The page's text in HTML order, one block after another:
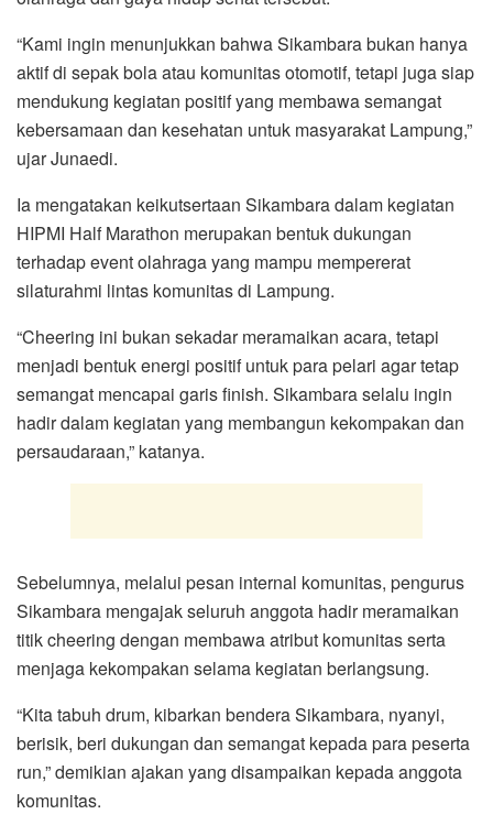
“Kami ingin menunjukkan bahwa Sikambara bukan hanya
aktif di sepak bola atau komunitas otomotif, tetapi juga siap
mendukung kegiatan positif yang membawa semangat
kebersamaan dan kesehatan untuk masyarakat Lampung,”
ujar Junaedi.
Ia mengatakan keikutsertaan Sikambara dalam kegiatan
HIPMI Half Marathon merupakan bentuk dukungan
terhadap event olahraga yang mampu mempererat
silaturahmi lintas komunitas di Lampung.
“Cheering ini bukan sekadar meramaikan acara, tetapi
menjadi bentuk energi positif untuk para pelari agar tetap
semangat mencapai garis finish. Sikambara selalu ingin
hadir dalam kegiatan yang membangun kekompakan dan
persaudaraan,” katanya.
Sebelumnya, melalui pesan internal komunitas, pengurus
Sikambara mengajak seluruh anggota hadir meramaikan
titik cheering dengan membawa atribut komunitas serta
menjaga kekompakan selama kegiatan berlangsung.
“Kita tabuh drum, kibarkan bendera Sikambara, nyanyi,
berisik, beri dukungan dan semangat kepada para peserta
run,” demikian ajakan yang disampaikan kepada anggota
komunitas.